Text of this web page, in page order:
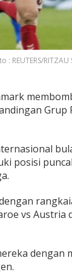
RITZAU
Grup
posisi
vs Austria
dengan